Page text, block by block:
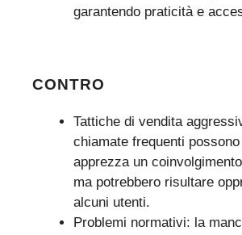
garantendo praticità e
CONTRO
Tattiche di vendita
chiamate frequenti
apprezza un
ma potrebbero risultare
alcuni utenti.
Problemi normativi: la